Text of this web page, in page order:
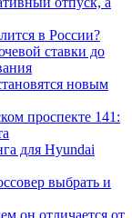
в России?
ставки до
новым
проспекте 141:
для Hyundai
выбрать и